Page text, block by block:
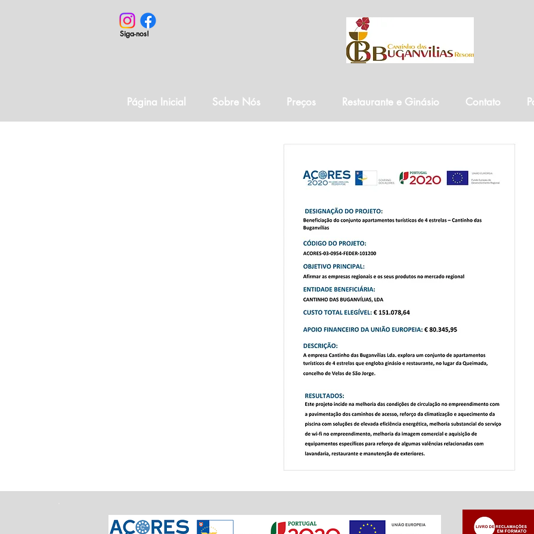
Siga-nos!
Página Inicial Sobre Nós Preços Restaurante e Ginásio Contato